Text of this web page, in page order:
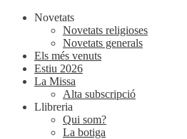
Novetats
Novetats religioses
Novetats generals
Els més venuts
Estiu 2026
La Missa
Alta subscripció
Llibreria
Qui som?
La botiga